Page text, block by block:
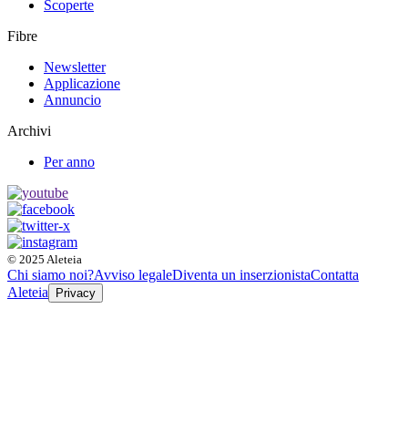
Scoperte
Fibre
Newsletter
Applicazione
Annuncio
Archivi
Per anno
© 2025 Aleteia
Chi siamo noi?Avviso legaleDiventa un inserzionistaContatta
Aleteia
Privacy